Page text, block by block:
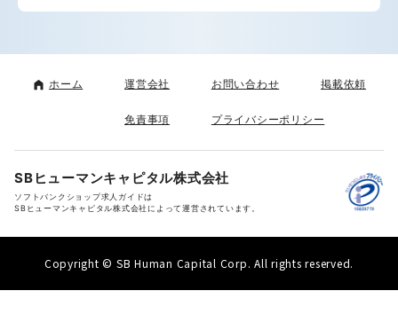
ホーム 運営会社 お問い合わせ 掲載依頼
免責事項 プライバシーポリシー
SBヒューマンキャピタル株式会社
ソフトバンクショップ求人ガイドは
SBヒューマンキャピタル株式会社によって運営されています。
Copyright © SB Human Capital Corp. All rights reserved.